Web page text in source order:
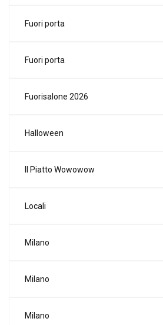
Fuori porta
Fuori porta
Fuorisalone 2026
Halloween
Il Piatto Wowowow
Locali
Milano
Milano
Milano